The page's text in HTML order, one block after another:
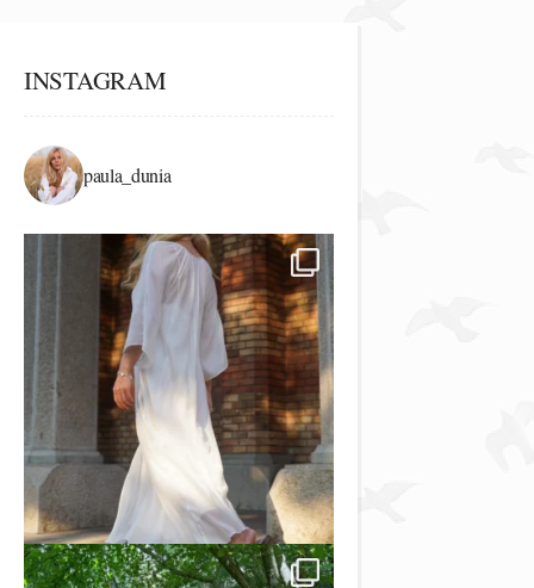
INSTAGRAM
paula_dunia